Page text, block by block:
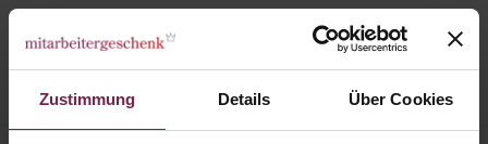
Zustimmung Details Über Cookies